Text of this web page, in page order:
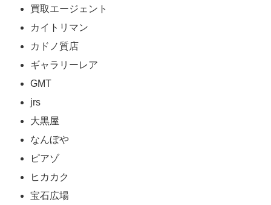
買取エージェント
カイトリマン
カドノ質店
ギャラリーレア
GMT
jrs
大黒屋
なんぼや
ピアゾ
ヒカカク
宝石広場